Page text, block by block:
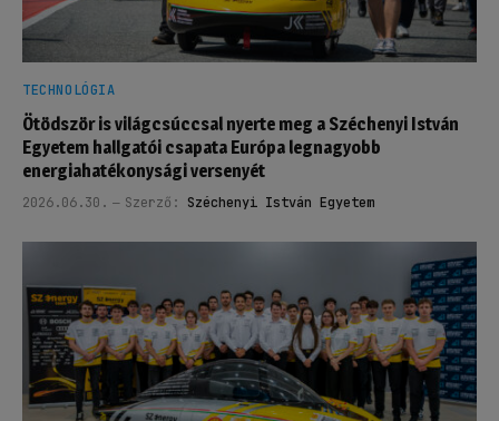
TECHNOLÓGIA
Ötödször is világcsúccsal nyerte meg a Széchenyi István
Egyetem hallgatói csapata Európa legnagyobb
energiahatékonysági versenyét
2026.06.30. Szerző: Széchenyi István Egyetem